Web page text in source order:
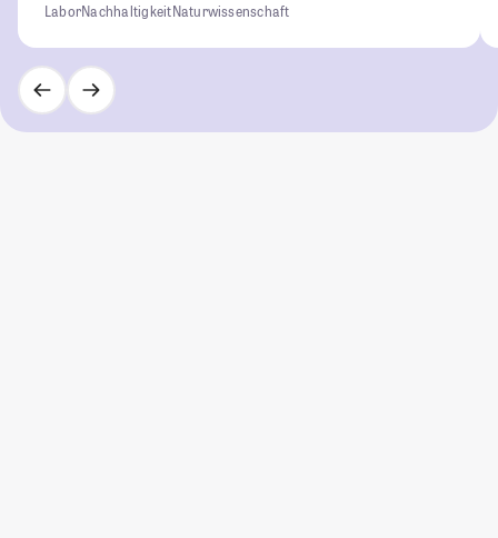
LaborNachhaltigkeitNaturwissenschaft